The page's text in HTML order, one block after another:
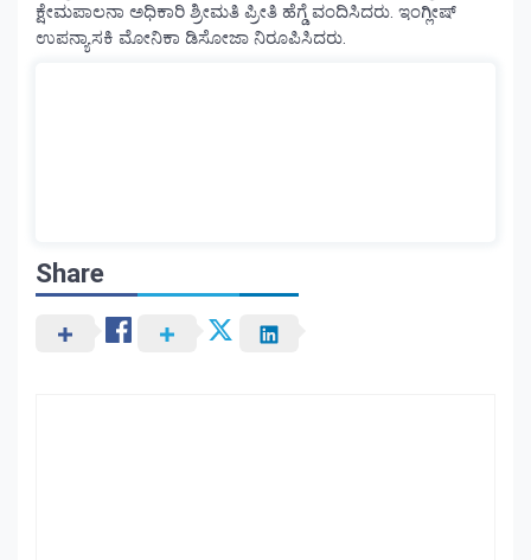
ಕ್ಷೇಮಪಾಲನಾ ಅಧಿಕಾರಿ ಶ್ರೀಮತಿ ಪ್ರೀತಿ ಹೆಗ್ಡೆ ವಂದಿಸಿದರು. ಇಂಗ್ಲೀಷ್
ಉಪನ್ಯಾಸಕಿ ಮೋನಿಕಾ ಡಿಸೋಜಾ ನಿರೂಪಿಸಿದರು.
Share